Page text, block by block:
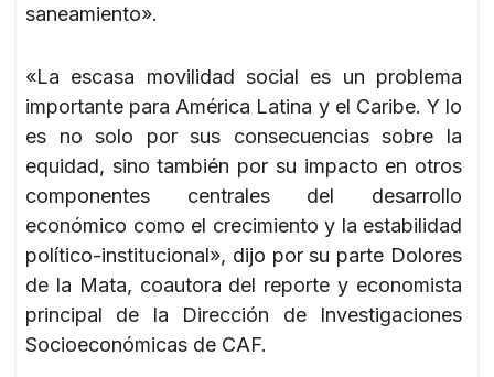
saneamiento».
«La escasa movilidad social es un problema
importante para América Latina y el Caribe. Y lo
es no solo por sus consecuencias sobre la
equidad, sino también por su impacto en otros
componentes centrales del desarrollo
económico como el crecimiento y la estabilidad
político-institucional», dijo por su parte Dolores
de la Mata, coautora del reporte y economista
principal de la Dirección de Investigaciones
Socioeconómicas de CAF.